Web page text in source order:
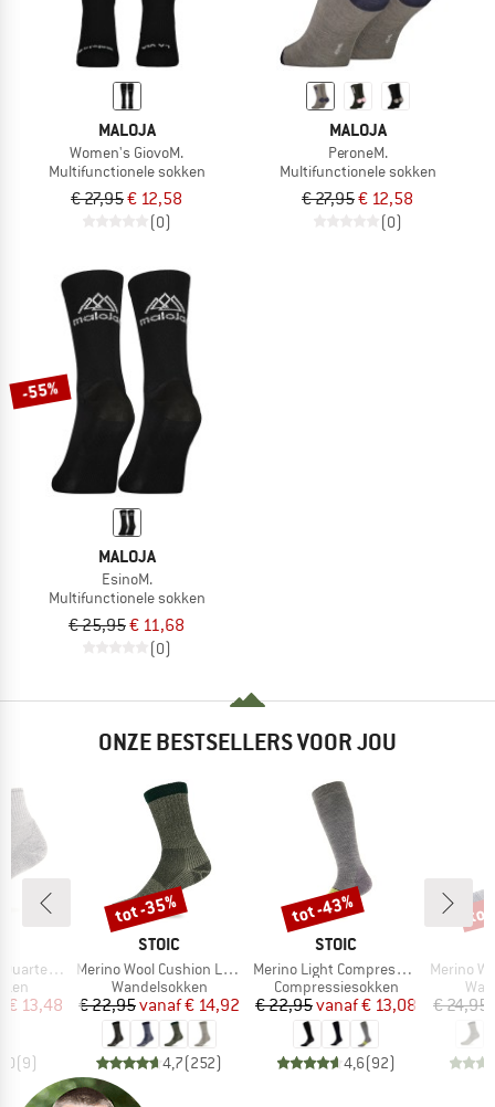
MALOJA
Women's GiovoM.
Multifunctionele sokken
€ 27,95€ 12,58
(0)
MALOJA
PeroneM.
Multifunctionele sokken
€ 27,95€ 12,58
(0)
-55%
MALOJA
EsinoM.
Multifunctionele sokken
€ 25,95€ 11,68
(0)
ONZE BESTSELLERS VOOR JOU
Socks
prijs
€ 13,48
(9)
MERK
STOIC
Artikel
Merino Wool Cushion Light Socks
Productgroep
Wandelsokken
Prijs
€ 22,95 Verlaagde prijs
vanaf€ 14,92
4,7(252)
Korting
tot -35%
MERK
STOIC
Artikel
Merino Light Compression Socks
Productgroep
Compressiesokken
Prijs
€ 22,95 Verlaagde prijs
vanaf€ 13,08
4,6(92)
Korting
tot -43%
Artikel
Merino Wool
€ 24,95